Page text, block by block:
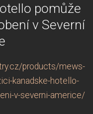
pomůže
v Severní
products/mews-
kanadske-hotello-
v-severni-americe/